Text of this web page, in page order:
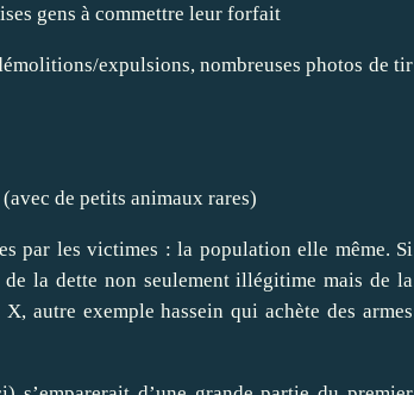
gens à commettre leur forfait
expulsions, nombreuses photos de tir
de petits animaux rares)
par les victimes : la population elle même. Si
la dette non seulement illégitime mais de la
autre exemple hassein qui achète des armes